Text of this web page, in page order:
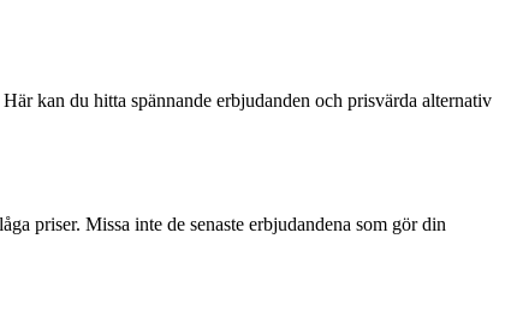
kan du hitta spännande erbjudanden och prisvärda alternativ
priser. Missa inte de senaste erbjudandena som gör din